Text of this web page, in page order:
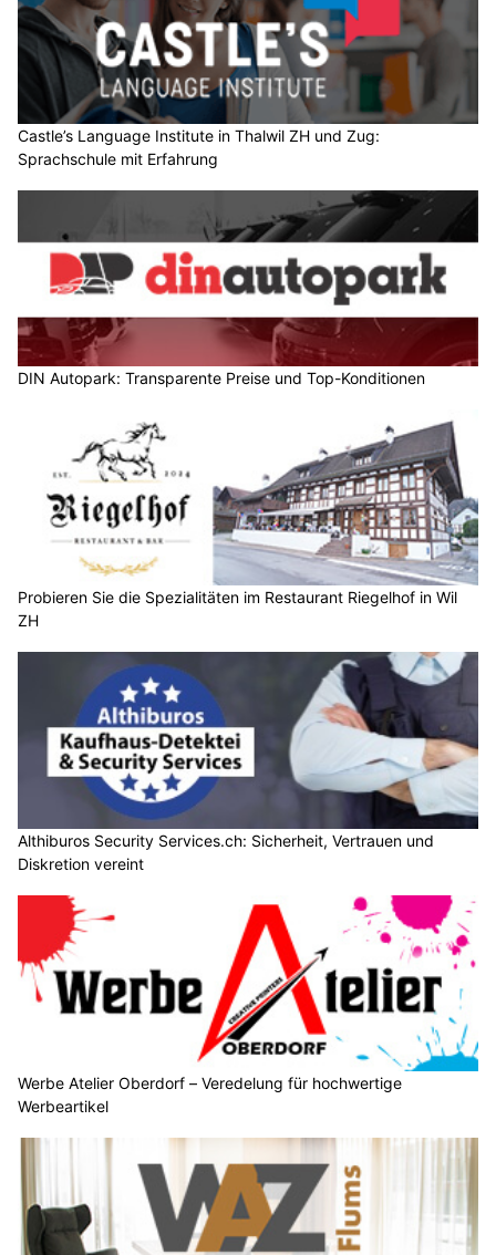
Castle’s Language Institute in Thalwil ZH und Zug:
Sprachschule mit Erfahrung
DIN Autopark: Transparente Preise und Top-Konditionen
Probieren Sie die Spezialitäten im Restaurant Riegelhof in Wil
ZH
Althiburos Security Services.ch: Sicherheit, Vertrauen und
Diskretion vereint
Werbe Atelier Oberdorf – Veredelung für hochwertige
Werbeartikel